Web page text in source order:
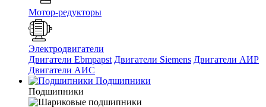
Мотор-редукторы
Электродвигатели
Двигатели Ebmpapst Двигатели Siemens Двигатели АИР
Двигатели АИС
Подшипники
Подшипники